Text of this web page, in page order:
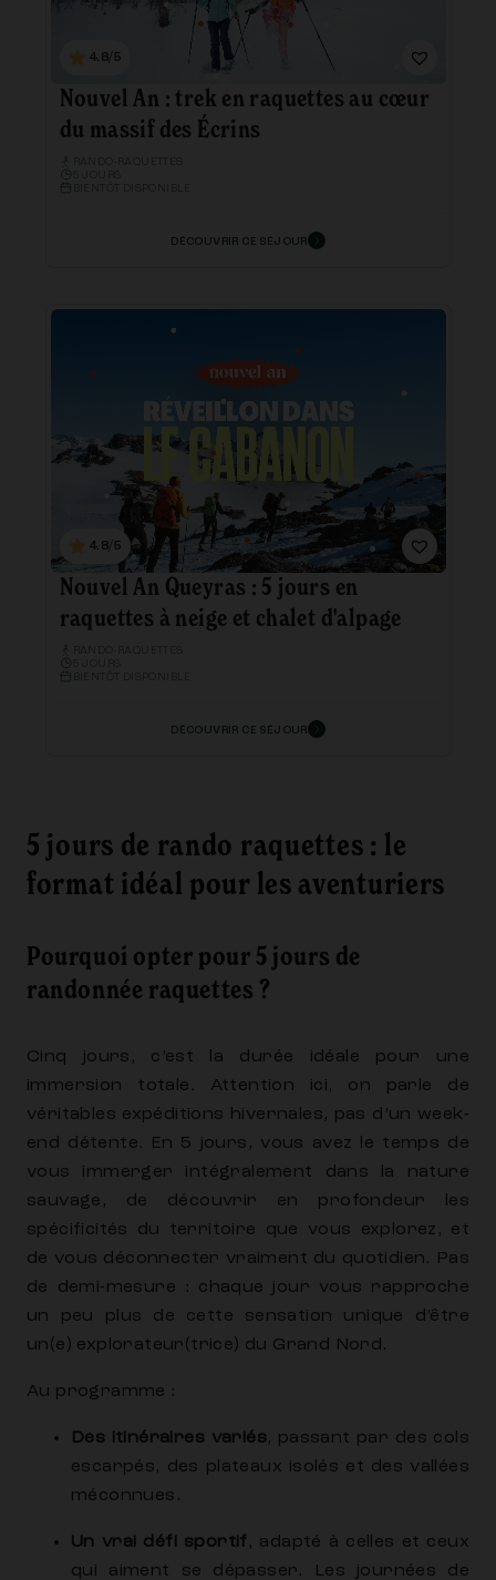
4.8/5
Nouvel An : trek en raquettes au cœur
du massif des Écrins
DÉCOUVRIR CE SÉJOUR
4.8/5
Nouvel An Queyras : 5 jours en
raquettes à neige et chalet d'alpage
DÉCOUVRIR CE SÉJOUR
5 jours de rando raquettes : le
format idéal pour les aventuriers
Pourquoi opter pour 5 jours de
randonnée raquettes ?
Cinq jours, c’est la durée idéale pour une
immersion totale. Attention ici, on parle de
véritables expéditions hivernales, pas d’un week-
end détente. En 5 jours, vous avez le temps de
vous immerger intégralement dans la nature
sauvage, de découvrir en profondeur les
spécificités du territoire que vous explorez, et
de vous déconnecter vraiment du quotidien. Pas
de demi-mesure : chaque jour vous rapproche
un peu plus de cette sensation unique d’être
un(e) explorateur(trice) du Grand Nord.
Au programme :
Des itinéraires variés, passant par des cols
escarpés, des plateaux isolés et des vallées
méconnues.
Un vrai défi sportif , adapté à celles et ceux
qui aiment se dépasser. Les journées de